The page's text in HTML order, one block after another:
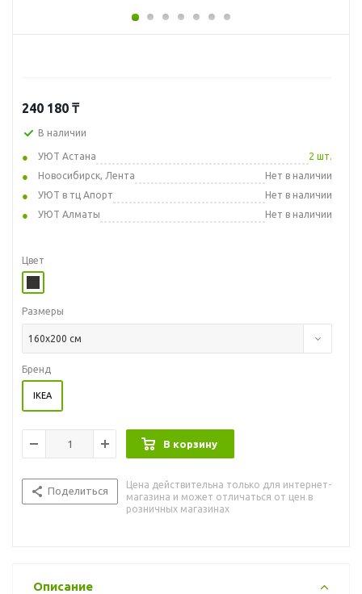
240 180 ₸
В наличии
УЮТ Астана
2 шт.
Новосибирск, Лента
Нет в наличии
УЮТ в тц Апорт
Нет в наличии
УЮТ Алматы
Нет в наличии
Цвет
Размеры
160x200 см
Бренд
IKEA
В корзину
Поделиться
Цена действительна только для интернет-
магазина и может отличаться от цен в
розничных магазинах
Описание